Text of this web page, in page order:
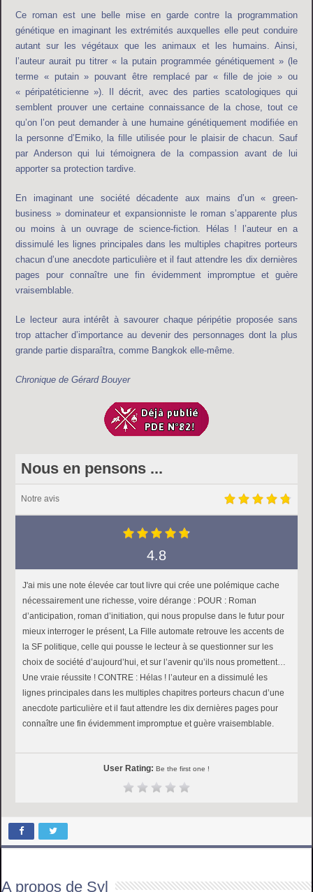
Ce roman est une belle mise en garde contre la programmation
génétique en imaginant les extrémités auxquelles elle peut conduire
autant sur les végétaux que les animaux et les humains. Ainsi,
l’auteur aurait pu titrer « la putain programmée génétiquement » (le
terme « putain » pouvant être remplacé par « fille de joie » ou
« péripatéticienne »). Il décrit, avec des parties scatologiques qui
semblent prouver une certaine connaissance de la chose, tout ce
qu’on l’on peut demander à une humaine génétiquement modifiée en
la personne d’Emiko, la fille utilisée pour le plaisir de chacun. Sauf
par Anderson qui lui témoignera de la compassion avant de lui
apporter sa protection tardive.
En imaginant une société décadente aux mains d’un « green-
business » dominateur et expansionniste le roman s’apparente plus
ou moins à un ouvrage de science-fiction. Hélas ! l’auteur en a
dissimulé les lignes principales dans les multiples chapitres porteurs
chacun d’une anecdote particulière et il faut attendre les dix dernières
pages pour connaître une fin évidemment impromptue et guère
vraisemblable.
Le lecteur aura intérêt à savourer chaque péripétie proposée sans
trop attacher d’importance au devenir des personnages dont la plus
grande partie disparaîtra, comme Bangkok elle-même.
Chronique de Gérard Bouyer
Nous en pensons ...
Notre avis
4.8
J'ai mis une note élevée car tout livre qui crée une polémique cache
nécessairement une richesse, voire dérange : POUR : Roman
d’anticipation, roman d’initiation, qui nous propulse dans le futur pour
mieux interroger le présent, La Fille automate retrouve les accents de
la SF politique, celle qui pousse le lecteur à se questionner sur les
choix de société d’aujourd’hui, et sur l’avenir qu’ils nous promettent…
Une vraie réussite ! CONTRE : Hélas ! l’auteur en a dissimulé les
lignes principales dans les multiples chapitres porteurs chacun d’une
anecdote particulière et il faut attendre les dix dernières pages pour
connaître une fin évidemment impromptue et guère vraisemblable.
User Rating: Be the first one !
A propos de Syl